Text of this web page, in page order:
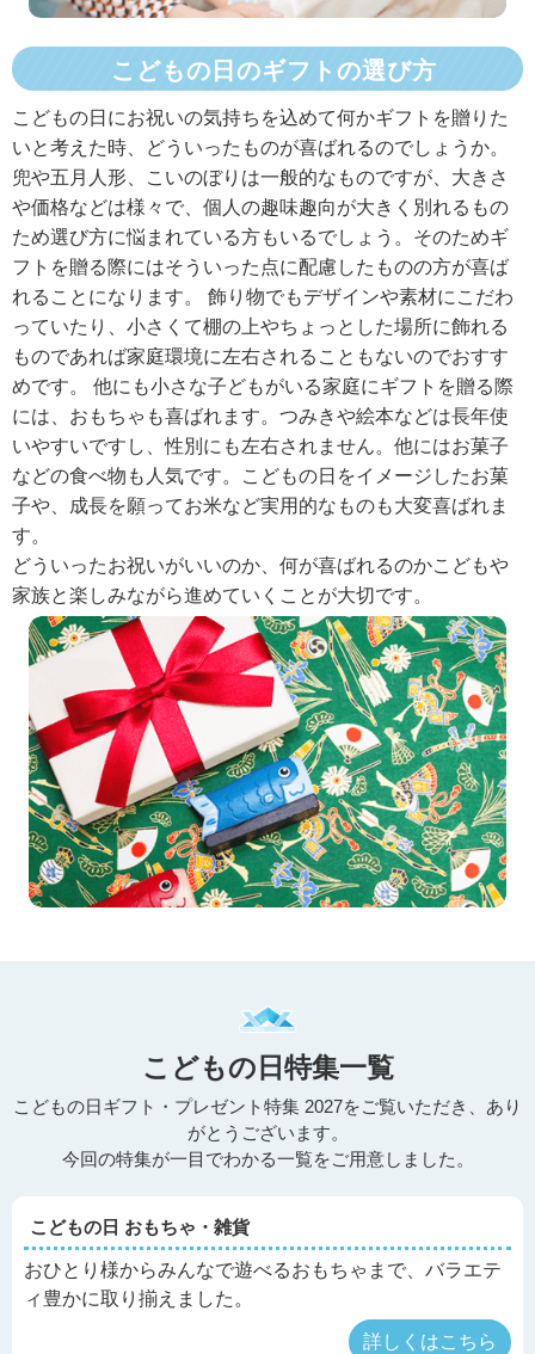
こどもの日のギフトの選び方
こどもの日にお祝いの気持ちを込めて何かギフトを贈りた
いと考えた時、どういったものが喜ばれるのでしょうか。
兜や五月人形、こいのぼりは一般的なものですが、大きさ
や価格などは様々で、個人の趣味趣向が大きく別れるもの
ため選び方に悩まれている方もいるでしょう。そのためギ
フトを贈る際にはそういった点に配慮したものの方が喜ば
れることになります。 飾り物でもデザインや素材にこだわ
っていたり、小さくて棚の上やちょっとした場所に飾れる
ものであれば家庭環境に左右されることもないのでおすす
めです。 他にも小さな子どもがいる家庭にギフトを贈る際
には、おもちゃも喜ばれます。つみきや絵本などは長年使
いやすいですし、性別にも左右されません。他にはお菓子
などの食べ物も人気です。こどもの日をイメージしたお菓
子や、成長を願ってお米など実用的なものも大変喜ばれま
す。
どういったお祝いがいいのか、何が喜ばれるのかこどもや
家族と楽しみながら進めていくことが大切です。
こどもの日特集一覧
こどもの日ギフト・プレゼント特集 2027をご覧いただき、あり
がとうございます。
今回の特集が一目でわかる一覧をご用意しました。
こどもの日 おもちゃ・雑貨
おひとり様からみんなで遊べるおもちゃまで、バラエテ
ィ豊かに取り揃えました。
詳しくはこちら